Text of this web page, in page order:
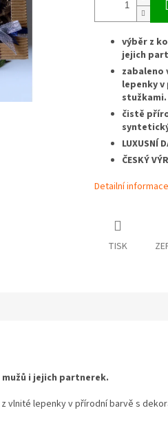
výběr z
jejich
zabaleno
lepenky
stužkami.
čistě
LUXUSNÍ
ČESKÝ
Detailní informace
TISK
i jejich partnerek.
vlnité lepenky v přírodní barvě s